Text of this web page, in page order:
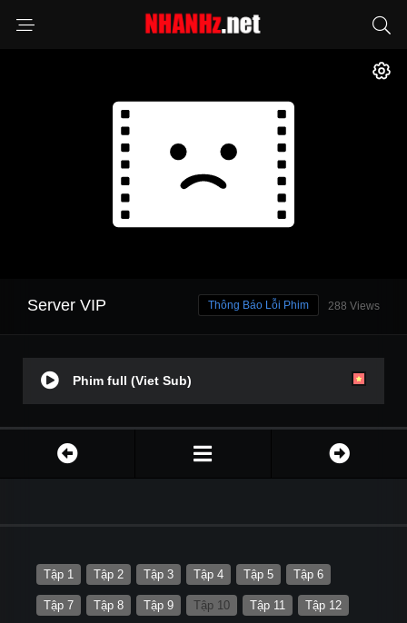
Server VIP 288 Views
Thông Báo Lỗi Phim
Phim full (Viet Sub)
Tập 1 Tập 2 Tập 3 Tập 4 Tập 5 Tập 6
Tập 7 Tập 8 Tập 9 Tập 10 Tập 11 Tập 12